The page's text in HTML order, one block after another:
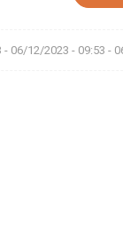
- 06/12/2023 - 09:53 -